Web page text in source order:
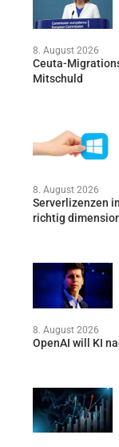
8. August 2026
Ceuta-
Mitschuld
8. August 2026
Serverlizenzen
richtig
8. August 2026
OpenAI will KI